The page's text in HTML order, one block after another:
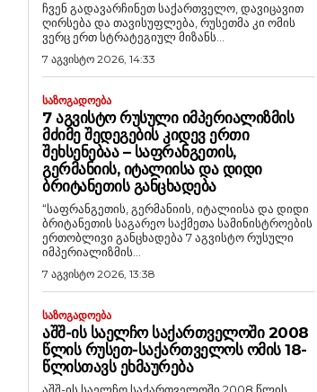
ჩვენ გადავარჩინეთ საქართველო, დავიცავით
ღირსება და თავისუფლება, რუსეთმა კი ომის
ვერც ერთ სტრატეგიულ მიზანს...
7 აგვისტო 2026, 14:33
ᲡᲐᲖᲝᲒᲐᲓᲝᲔᲑᲐ
7 ᲐᲒᲕᲘᲡᲢᲝ ᲠᲣᲡᲣᲚᲘ ᲘᲛᲞᲔᲠᲘᲐᲚᲘᲖᲛᲘᲡ
ᲛᲫᲘᲛᲔ ᲨᲔᲓᲔᲒᲔᲑᲘᲡ ᲙᲘᲓᲔᲕ ᲔᲠᲗᲘ
ᲨᲔᲮᲡᲔᲜᲔᲑᲐᲐ – ᲡᲐᲤᲠᲐᲜᲒᲔᲗᲘᲡ,
ᲒᲔᲠᲛᲐᲜᲘᲘᲡ, ᲘᲢᲐᲚᲘᲘᲡᲐ ᲓᲐ ᲓᲘᲓᲘ
ᲑᲠᲘᲢᲐᲜᲔᲗᲘᲡ ᲒᲐᲜᲪᲮᲐᲓᲔᲑᲐ
“საფრანგეთის, გერმანიის, იტალიისა და დიდი
ბრიტანეთის საგარეო საქმეთა სამინისტროების
ერთობლივი განცხადება 7 აგვისტო რუსული
იმპერიალიზმის...
7 აგვისტო 2026, 13:38
ᲡᲐᲖᲝᲒᲐᲓᲝᲔᲑᲐ
ᲐᲨᲨ-ᲘᲡ ᲡᲐᲔᲚᲩᲝ ᲡᲐᲥᲐᲠᲗᲕᲔᲚᲝᲨᲘ 2008
ᲬᲚᲘᲡ ᲠᲣᲡᲔᲗ-ᲡᲐᲥᲐᲠᲗᲕᲔᲚᲝᲡ ᲝᲛᲘᲡ 18-
ᲬᲚᲘᲡᲗᲐᲕᲡ ᲔᲮᲛᲐᲣᲠᲔᲑᲐ